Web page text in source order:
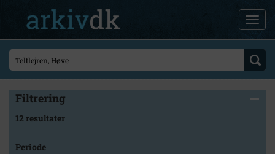
Filtrering
12 resultater
Periode